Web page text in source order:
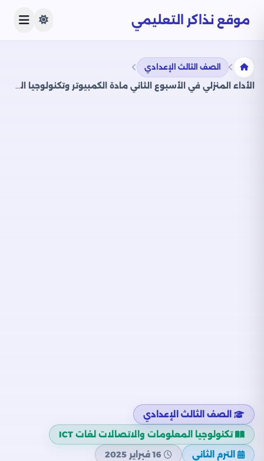
موقع نذاكر التعليمي
الصف الثالث الإعدادي
الأداء المنزلي في الأسبوع الثاني مادة الكمبيوتر وتكنولوجيا المعلومات لغات ICT للصف الثالث الاعدادي الترم الثاني 2025 بصيغة PDF
الصف الثالث الإعدادي
تكنولوجيا المعلومات والاتصالات لغات ICT
الترم الثاني
16 فبراير 2025